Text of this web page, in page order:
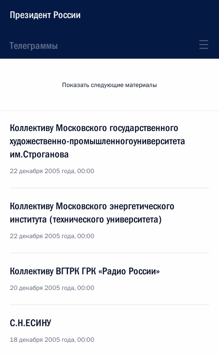
Президент России
Телеграммы
Показать следующие материалы
Коллективу Московского государственного
художественно-промышленногоуниверситета
им.Строганова
22 декабря 2005 года, 00:00
Коллективу Московского энергетического
института (технического университета)
22 декабря 2005 года, 00:00
Коллективу ВГТРК ГРК «Радио России»
20 декабря 2005 года, 00:00
С.Н.ЕСИНУ
18 декабря 2005 года, 00:00